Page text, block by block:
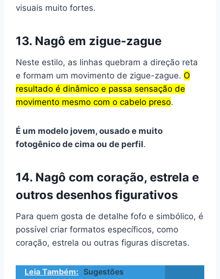
visuais muito fortes.
13. Nagô em zigue-zague
Neste estilo, as linhas quebram a direção reta
e formam um movimento de zigue-zague. O
resultado é dinâmico e passa sensação de
movimento mesmo com o cabelo preso.
É um modelo jovem, ousado e muito
fotogênico de cima ou de perfil.
14. Nagô com coração, estrela e
outros desenhos figurativos
Para quem gosta de detalhe fofo e simbólico, é
possível criar formatos específicos, como
coração, estrela ou outras figuras discretas.
Leia Também: Sugestões